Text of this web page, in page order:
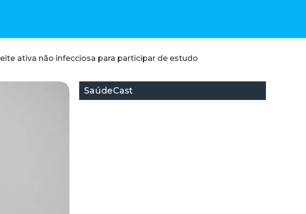
ativa não infecciosa para participar de estudo
SaúdeCast